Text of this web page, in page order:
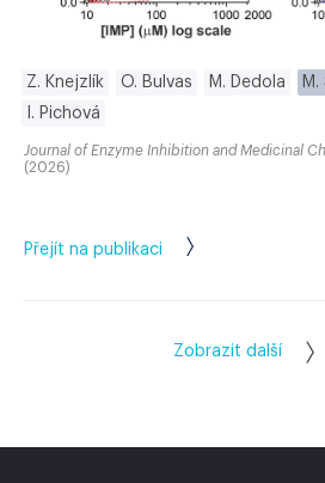
Z. Knejzlík O. Bulvas M. Dedola
I. Pichová
Journal of Enzyme Inhibition and Medicinal
(2026)
Přejít na publikaci
Zobrazit další